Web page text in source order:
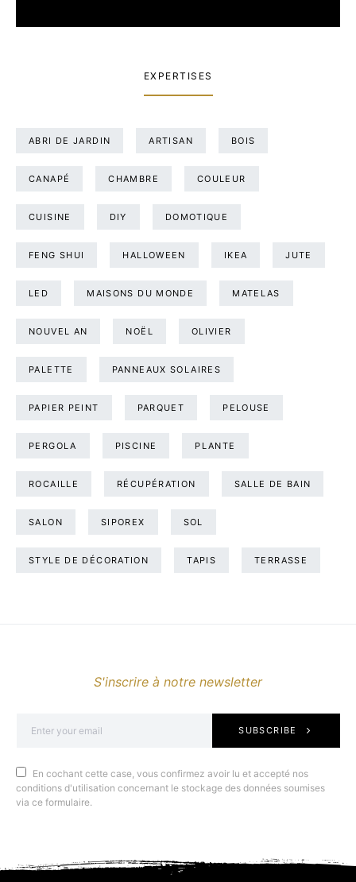
EXPERTISES
ABRI DE JARDIN ARTISAN BOIS
CANAPÉ CHAMBRE COULEUR
CUISINE DIY DOMOTIQUE
FENG SHUI HALLOWEEN IKEA JUTE
LED MAISONS DU MONDE MATELAS
NOUVEL AN NOËL OLIVIER
PALETTE PANNEAUX SOLAIRES
PAPIER PEINT PARQUET PELOUSE
PERGOLA PISCINE PLANTE
ROCAILLE RÉCUPÉRATION SALLE DE BAIN
SALON SIPOREX SOL
STYLE DE DÉCORATION TAPIS TERRASSE
S'inscrire à notre newsletter
SUBSCRIBE
En cochant cette case, vous confirmez avoir lu et accepté nos
conditions d'utilisation concernant le stockage des données soumises
via ce formulaire.